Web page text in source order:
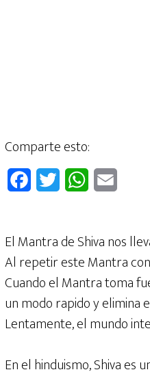
Comparte esto:
e
b
o
t
t
r
t
s
p
i
l
El Mantra de Shiva nos
Al repetir este Mantra
Cuando el Mantra toma
un modo rapido y elimina
Lentamente, el mundo
En el hinduismo, Shiva es